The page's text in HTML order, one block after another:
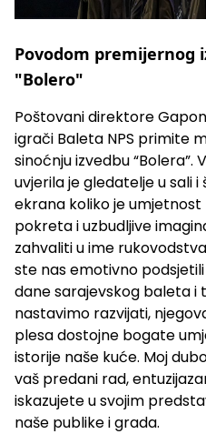
Povodom premijernog
"Bolero"
Poštovani direktore
igrači Baleta NPS primite
sinoćnju izvedbu “Bolera”.
uvjerila je gledatelje u sali
ekrana koliko je
pokreta i uzbudljive
zahvaliti u ime
ste nas emotivno
dane sarajevskog baleta i
nastavimo razvijati,
plesa dostojne bogate
istorije naše kuće. Moj
vaš predani rad,
iskazujete u svojim
naše publike i grada.